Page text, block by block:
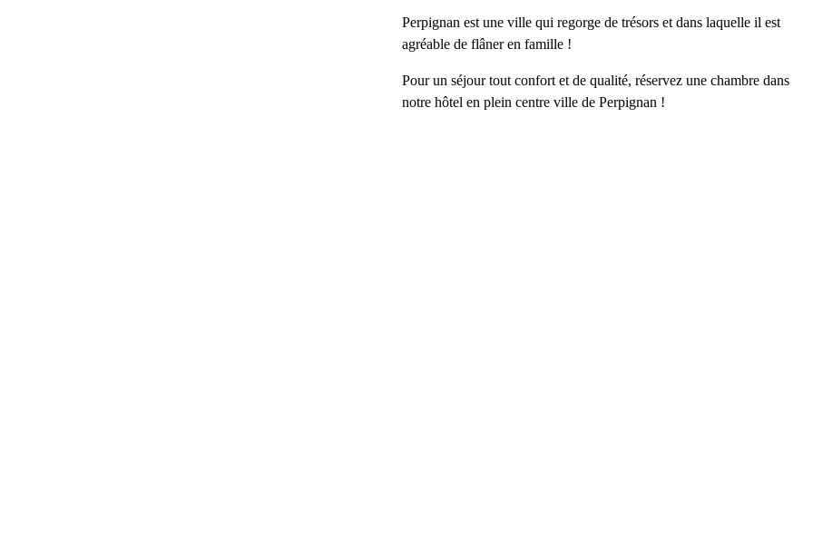
Perpignan est une ville qui regorge de trésors et dans laquelle il est
agréable de flâner en famille !
Pour un séjour tout confort et de qualité, réservez une chambre dans
notrehôtel en plein centre ville de Perpignan !